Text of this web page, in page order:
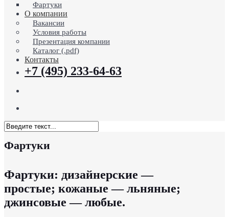
Фартуки
О компании
Вакансии
Условия работы
Презентация компании
Каталог (.pdf)
Контакты
+7 (495) 233-64-63
Search
Фартуки
Фартуки: дизайнерские —
простые; кожаные — льняные;
джинсовые — любые.